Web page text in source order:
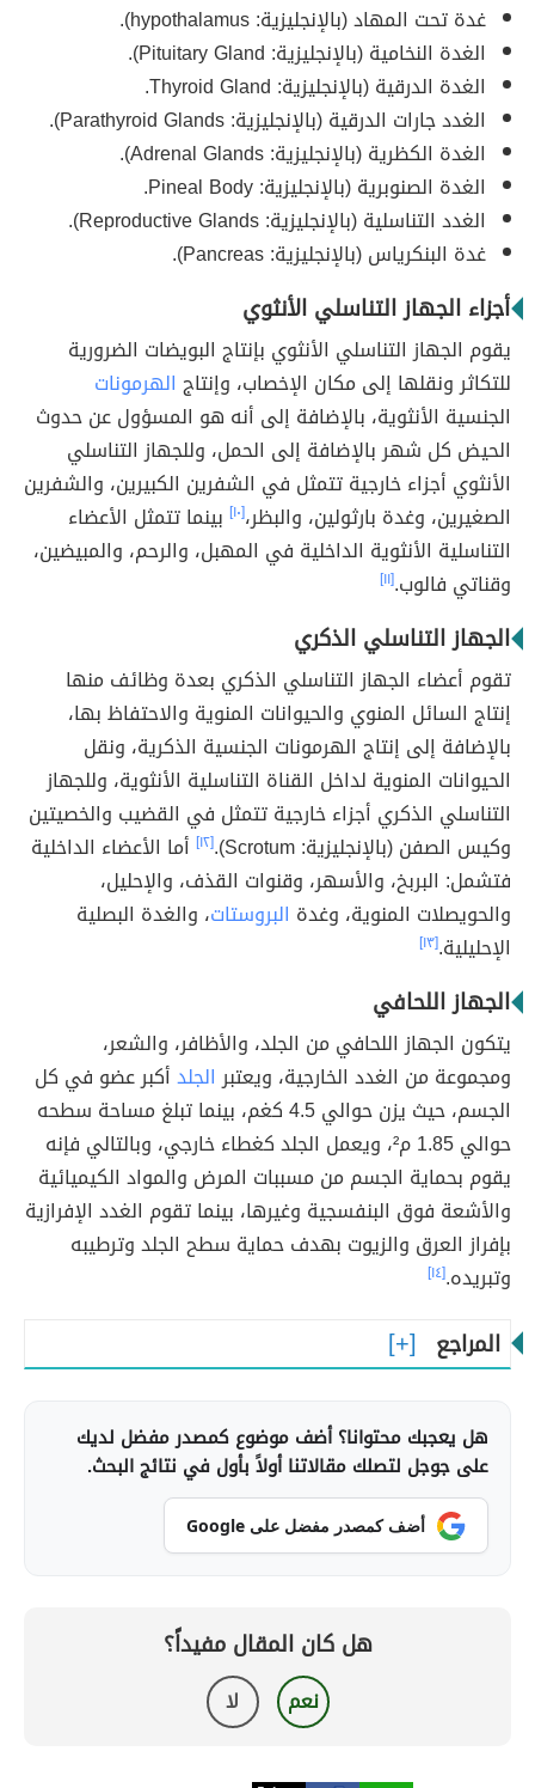
غدة تحت المهاد (بالإنجليزية: hypothalamus).
الغدة النخامية (بالإنجليزية: Pituitary Gland).
الغدة الدرقية (بالإنجليزية: Thyroid Gland.
الغدد جارات الدرقية (بالإنجليزية: Parathyroid Glands).
الغدة الكظرية (بالإنجليزية: Adrenal Glands).
الغدة الصنوبرية (بالإنجليزية: Pineal Body.
الغدد التناسلية (بالإنجليزية: Reproductive Glands).
غدة البنكرياس (بالإنجليزية: Pancreas).
أجزاء الجهاز التناسلي الأنثوي
يقوم الجهاز التناسلي الأنثوي بإنتاج البويضات الضرورية
للتكاثر ونقلها إلى مكان الإخصاب، وإنتاج الهرمونات
الجنسية الأنثوية، بالإضافة إلى أنه هو المسؤول عن حدوث
الحيض كل شهر بالإضافة إلى الحمل، وللجهاز التناسلي
الأنثوي أجزاء خارجية تتمثل في الشفرين الكبيرين، والشفرين
الصغيرين، وغدة بارثولين، والبظر،[١٠]
بينما تتمثل الأعضاء
التناسلية الأنثوية الداخلية في المهبل، والرحم، والمبيضين،
وقناتي فالوب.[١١]
الجهاز التناسلي الذكري
تقوم أعضاء الجهاز التناسلي الذكري بعدة وظائف منها
إنتاج السائل المنوي والحيوانات المنوية والاحتفاظ بها،
بالإضافة إلى إنتاج الهرمونات الجنسية الذكرية، ونقل
الحيوانات المنوية لداخل القناة التناسلية الأنثوية، وللجهاز
التناسلي الذكري أجزاء خارجية تتمثل في القضيب والخصيتين
وكيس الصفن (بالإنجليزية: Scrotum).
[١٢]
أما الأعضاء الداخلية
فتشمل: البربخ، والأسهر، وقنوات القذف، والإحليل،
والحويصلات المنوية، وغدة البروستات، والغدة البصلية
الإحليلية.[١٣]
الجهاز اللحافي
يتكون الجهاز اللحافي من الجلد، والأظافر، والشعر،
ومجموعة من الغدد الخارجية، ويعتبرالجلدأكبر عضو في كل
الجسم، حيث يزن حوالي 4.5 كغم، بينما تبلغ مساحة سطحه
حوالي 1.85 م²، ويعمل الجلد كغطاء خارجي، وبالتالي فإنه
يقوم بحماية الجسم من مسببات المرض والمواد الكيميائية
والأشعة فوق البنفسجية وغيرها، بينما تقوم الغدد الإفرازية
بإفراز العرق والزيوت بهدف حماية سطح الجلد وترطيبه
وتبريده.[١٤]
المراجع
هل يعجبك محتوانا؟ أضف موضوع كمصدر مفضل لديك
على جوجل لتصلك مقالاتنا أولاً بأول في نتائج البحث.
أضف كمصدر مفضل على Google
هل كان المقال مفيداً؟
نعم لا